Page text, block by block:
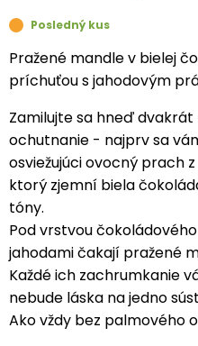
Posledný kus
Pražené mandle v bielej
príchuťou s jahodovým
Zamilujte sa hneď
ochutnanie - najprv sa
osviežujúci ovocný prach
ktorý zjemní biela
tóny.
Pod vrstvou
jahodami čakají pražené
Každé ich zachrumkanie
nebude láska na jedno
Ako vždy bez palmového